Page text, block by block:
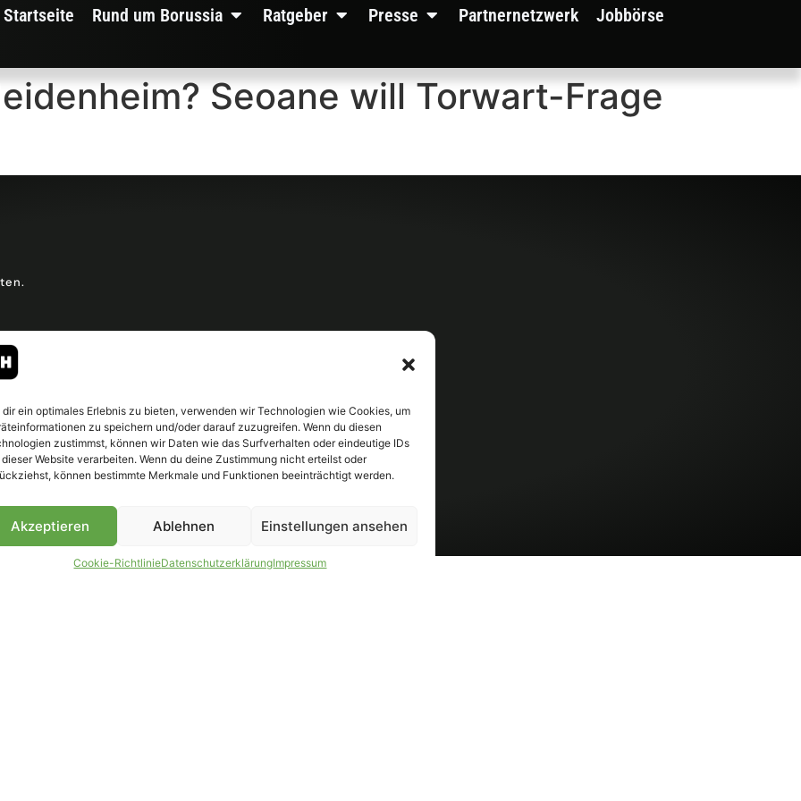
dir ein optimales Erlebnis zu bieten, verwenden wir Technologien wie Cookies, um
zu speichern und/oder darauf zuzugreifen. Wenn du diesen
zustimmst, können wir Daten wie das Surfverhalten oder eindeutige IDs
Website verarbeiten. Wenn du deine Zustimmung nicht erteilst oder
können bestimmte Merkmale und Funktionen beeinträchtigt werden.
Akzeptieren Ablehnen Einstellungen ansehen
Cookie-RichtlinieDatenschutzerklärungImpressum
Startseite Rund um Borussia Ratgeber Presse Partnernetzwerk Jobbörse
Seoane will Torwart-Frage